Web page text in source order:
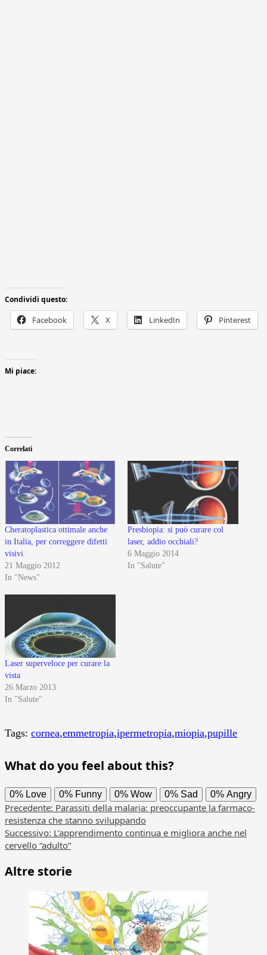
Condividi questo:
Facebook X LinkedIn Pinterest
Mi piace:
Correlati
Cheratoplastica ottimale anche
in Italia, per correggere difetti
visivi
21 Maggio 2012
In "News"
Presbiopia: si può curare col
laser, addio occhiali?
6 Maggio 2014
In "Salute"
Laser superveloce per curare la
vista
26 Marzo 2013
In "Salute"
Tags: cornea,emmetropia,ipermetropia,miopia,pupille
What do you feel about this?
0% Love 0% Funny 0% Wow 0% Sad 0% Angry
Navigazione
articolo
Precedente: Parassiti della malaria: preoccupante la farmaco-
resistenza che stanno sviluppando
Successivo: L’apprendimento continua e migliora anche nel
cervello “adulto”
Altre storie